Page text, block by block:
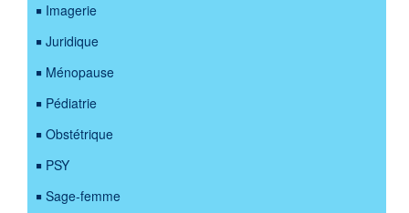
Imagerie
Juridique
Ménopause
Pédiatrie
Obstétrique
PSY
Sage-femme